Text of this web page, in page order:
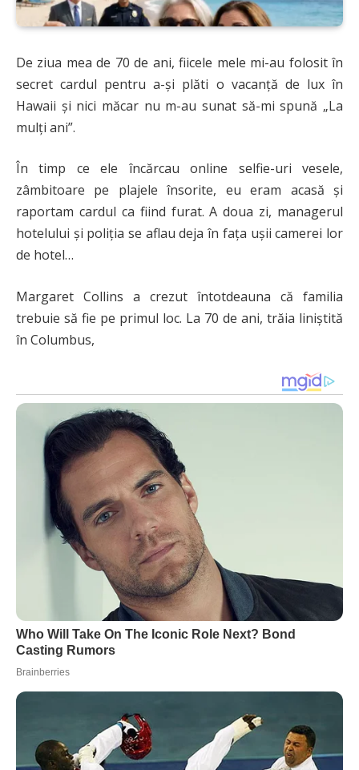
De ziua mea de 70 de ani, fiicele mele mi-au folosit în
secret cardul pentru a-și plăti o vacanță de lux în
Hawaii și nici măcar nu m-au sunat să-mi spună „La
mulți ani”.
În timp ce ele încărcau online selfie-uri vesele,
zâmbitoare pe plajele însorite, eu eram acasă și
raportam cardul ca fiind furat. A doua zi, managerul
hotelului și poliția se aflau deja în fața ușii camerei lor
de hotel…
Margaret Collins a crezut întotdeauna că familia
trebuie să fie pe primul loc. La 70 de ani, trăia liniștită
în Columbus,